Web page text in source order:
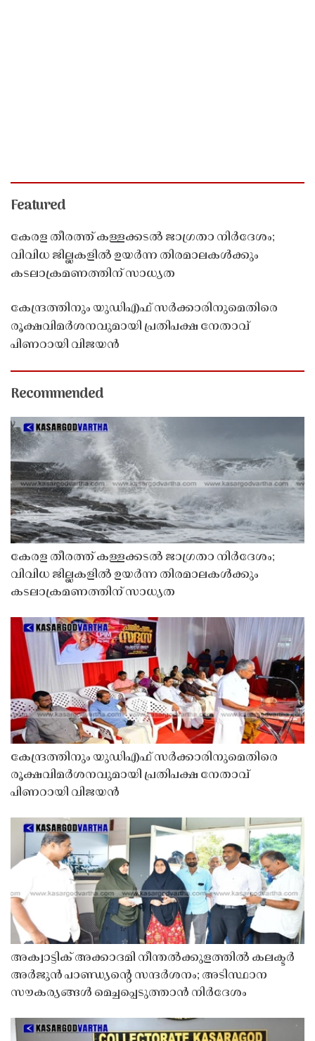
Featured
കേരള തീരത്ത് കള്ളക്കടൽ ജാഗ്രതാ നിർദേശം;
വിവിധ ജില്ലകളിൽ ഉയർന്ന തിരമാലകൾക്കും
കടലാക്രമണത്തിന് സാധ്യത
കേന്ദ്രത്തിനും യുഡിഎഫ് സർക്കാരിനുമെതിരെ
രൂക്ഷവിമർശനവുമായി പ്രതിപക്ഷ നേതാവ്
പിണറായി വിജയൻ
Recommended
കേരള തീരത്ത് കള്ളക്കടൽ ജാഗ്രതാ നിർദേശം;
വിവിധ ജില്ലകളിൽ ഉയർന്ന തിരമാലകൾക്കും
കടലാക്രമണത്തിന് സാധ്യത
കേന്ദ്രത്തിനും യുഡിഎഫ് സർക്കാരിനുമെതിരെ
രൂക്ഷവിമർശനവുമായി പ്രതിപക്ഷ നേതാവ്
പിണറായി വിജയൻ
അക്വാട്ടിക് അക്കാദമി നീന്തൽക്കുളത്തിൽ കലക്ടർ
അർജുൻ പാണ്ഡ്യൻ്റെ സന്ദർശനം; അടിസ്ഥാന
സൗകര്യങ്ങൾ മെച്ചപ്പെടുത്താൻ നിർദേശം